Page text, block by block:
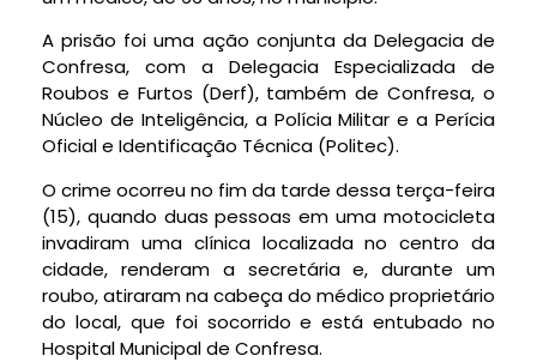
A prisão foi uma ação conjunta da Delegacia de
Confresa, com a Delegacia Especializada de
Roubos e Furtos (Derf), também de Confresa, o
Núcleo de Inteligência, a Polícia Militar e a Perícia
Oficial e Identificação Técnica (Politec).
O crime ocorreu no fim da tarde dessa terça-feira
(15), quando duas pessoas em uma motocicleta
invadiram uma clínica localizada no centro da
cidade, renderam a secretária e, durante um
roubo, atiraram na cabeça do médico proprietário
do local, que foi socorrido e está entubado no
Hospital Municipal de Confresa.